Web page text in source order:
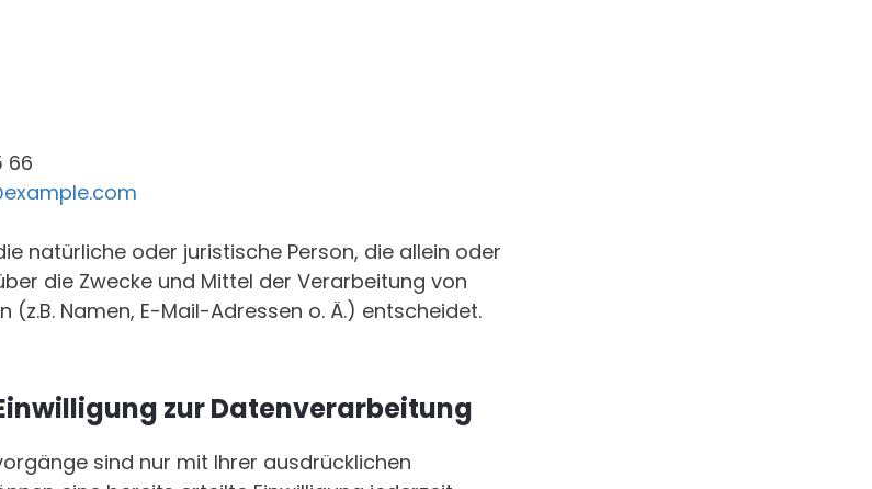
66
natürliche oder juristische Person, die allein oder
die Zwecke und Mittel der Verarbeitung von
(z.B. Namen, E-Mail-Adressen o. Ä.) entscheidet.
zur Datenverarbeitung
sind nur mit Ihrer ausdrücklichen